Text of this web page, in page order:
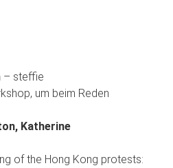
– steffie
um beim Reden
Katherine
of the Hong Kong protests: